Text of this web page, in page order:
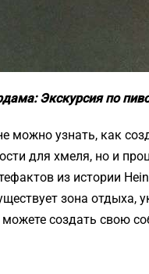
Экскурсия по
можно узнать, как
для хмеля, но и
из истории
зона
создать свою